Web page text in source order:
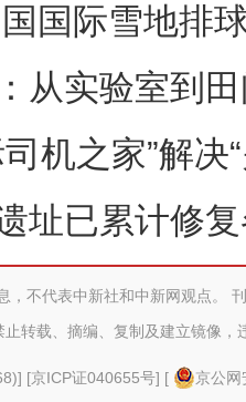
国际雪地排
从实验室到
机之家”解决
址已累计修
，不代表中新社和中新网观点。
止转载、摘编、复制及建立镜像，
] [京ICP证040655号] [
京公